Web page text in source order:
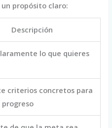
propósito claro:
Descripción
lo que quieres
criterios concretos para